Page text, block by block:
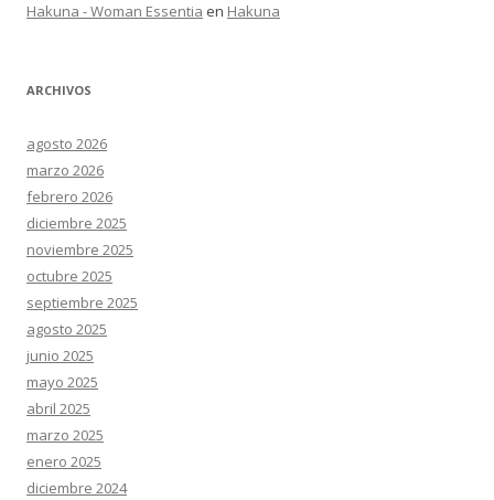
Hakuna - Woman Essentia en Hakuna
ARCHIVOS
agosto 2026
marzo 2026
febrero 2026
diciembre 2025
noviembre 2025
octubre 2025
septiembre 2025
agosto 2025
junio 2025
mayo 2025
abril 2025
marzo 2025
enero 2025
diciembre 2024